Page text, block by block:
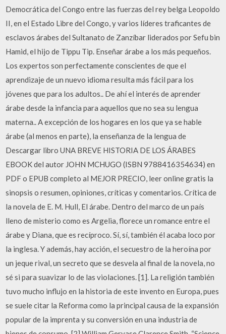
Democrática del Congo entre las fuerzas del rey belga Leopoldo
II, en el Estado Libre del Congo, y varios líderes traficantes de
esclavos árabes del Sultanato de Zanzíbar liderados por Sefu bin
Hamid, el hijo de Tippu Tip. Enseñar árabe a los más pequeños.
Los expertos son perfectamente conscientes de que el
aprendizaje de un nuevo idioma resulta más fácil para los
jóvenes que para los adultos.. De ahí el interés de aprender
árabe desde la infancia para aquellos que no sea su lengua
materna.. A excepción de los hogares en los que ya se hable
árabe (al menos en parte), la enseñanza de la lengua de
Descargar libro UNA BREVE HISTORIA DE LOS ÁRABES
EBOOK del autor JOHN MCHUGO (ISBN 9788416354634) en
PDF o EPUB completo al MEJOR PRECIO, leer online gratis la
sinopsis o resumen, opiniones, críticas y comentarios. Crítica de
la novela de E. M. Hull, El árabe. Dentro del marco de un país
lleno de misterio como es Argelia, florece un romance entre el
árabe y Diana, que es recíproco. Sí, sí, también él acaba loco por
la inglesa. Y además, hay acción, el secuestro de la heroína por
un jeque rival, un secreto que se desvela al final de la novela, no
sé si para suavizar lo de las violaciones. [1]. La religión también
tuvo mucho influjo en la historia de este invento en Europa, pues
se suele citar la Reforma como la principal causa de la expansión
popular de la imprenta y su conversión en una industria de